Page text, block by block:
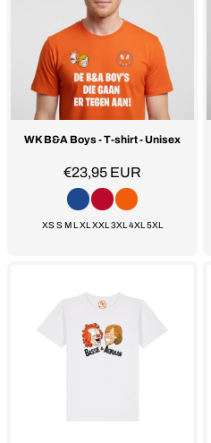
WK B&A Boys - T-shirt - Unisex
€23,95 EUR
XS S M L XL XXL 3XL 4XL 5XL